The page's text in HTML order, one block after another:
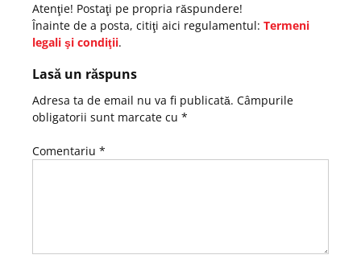
Atenţie! Postaţi pe propria răspundere!
Înainte de a posta, citiţi aici regulamentul: Termeni
legali şi condiţii.
Lasă un răspuns
Adresa ta de email nu va fi publicată. Câmpurile
obligatorii sunt marcate cu *
Comentariu *